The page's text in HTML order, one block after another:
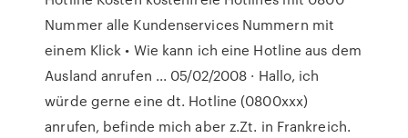
Nummer alle Kundenservices Nummern mit
einem Klick • Wie kann ich eine Hotline aus dem
Ausland anrufen ... 05/02/2008 · Hallo, ich
würde gerne eine dt. Hotline (0800xxx)
anrufen, befinde mich aber z.Zt. in Frankreich.